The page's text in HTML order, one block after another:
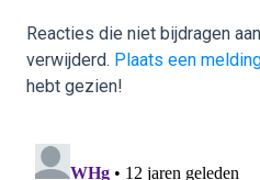
Reacties die niet bijdragen
verwijderd. Plaats een
hebt gezien!